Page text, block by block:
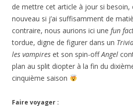
de mettre cet article à jour si besoin,
nouveau si j’ai suffisamment de
contraire, nous aurions ici une fun
tordue, digne de figurer dans un
les vampires et son spin-offAngel
plan au split diopter à la fin du
cinquième saison
Faire voyager :